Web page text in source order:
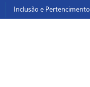
Inclusão e Pertencimento